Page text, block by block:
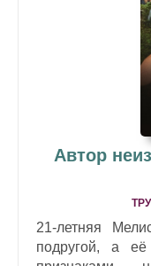
Автор
21-летняя
подругой, а